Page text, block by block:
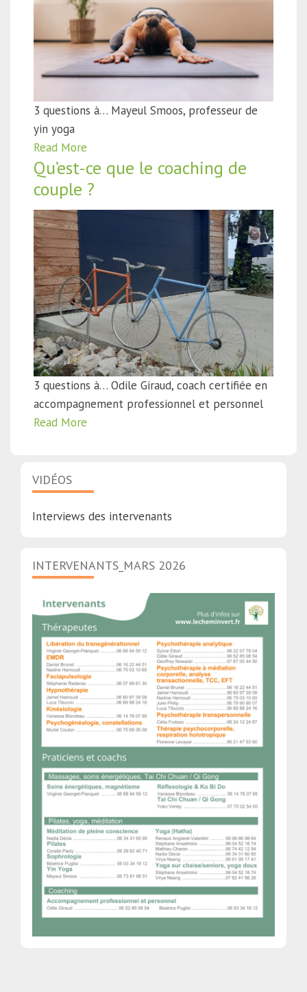
3 questions à… Mayeul Smoos, professeur de
yin yoga
Read More
Qu’est-ce que le coaching de
couple ?
3 questions à… Odile Giraud, coach certifiée en
accompagnement professionnel et personnel
Read More
VIDÉOS
Interviews des intervenants
INTERVENANTS_MARS 2026